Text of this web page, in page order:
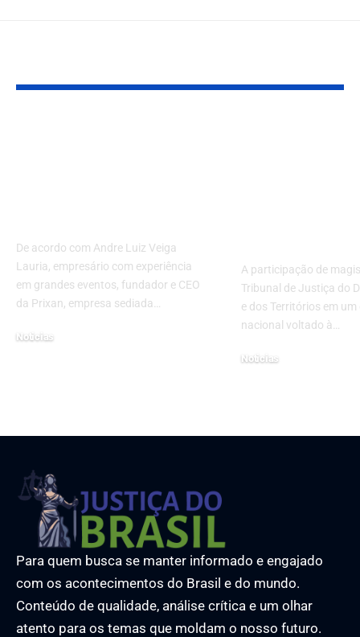
De acordo com Andre Luiz Veiga
Lauria, empresário com experiência
em grandes eventos, fundador e CEO
da Prixan, empresa sediada…
Noticias
A participação de
Tribunal de Justiça do
e dos Territórios em
nacional voltado à…
Noticias
Para quem busca se manter informado e engajado
com os acontecimentos do Brasil e do mundo.
Conteúdo de qualidade, análise crítica e um olhar
atento para os temas que moldam o nosso futuro.